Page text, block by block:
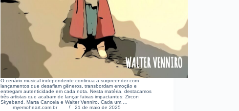
O cenário musical independente continua a surpreender com
lançamentos que desafiam gêneros, transbordam emoção e
entregam autenticidade em cada nota. Nesta matéria, destacamos
três artistas que acabam de lançar faixas impactantes: Zircon
Skyeband, Marta Cancela e Walter Venniro. Cada um,…
myemoheart.com.br
21 de maio de 2025